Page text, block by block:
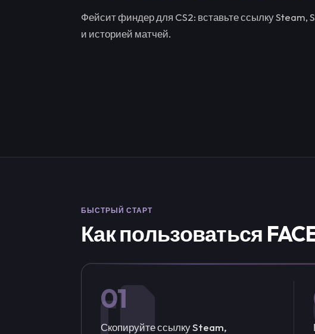
Фейсит финдер для CS2: вставьте ссылку Steam,
и историей матчей.
БЫСТРЫЙ СТАРТ
Как пользоваться
01
Скопируйте ссылку Steam,